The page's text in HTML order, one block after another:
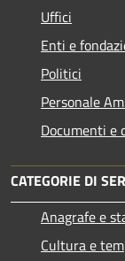
Uffici
Enti e
Politici
Personale
Documenti e
CATEGORIE DI
Anagrafe e
Cultura e